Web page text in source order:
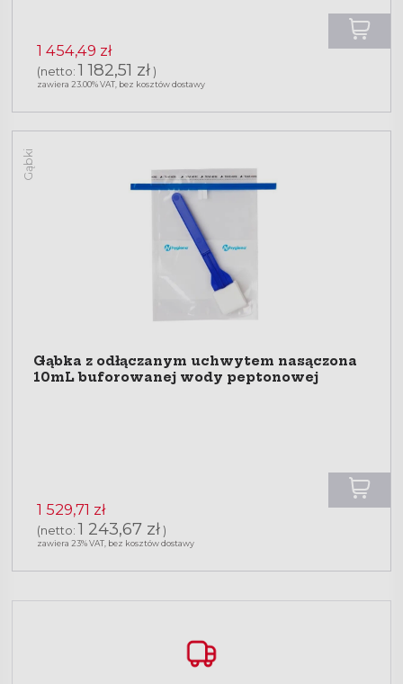
1 454,49 zł
(netto: 1 182,51 zł)
zawiera 23.00% VAT, bez kosztów dostawy
Gąbka z odłączanym uchwytem nasączona
10mL buforowanej wody peptonowej
Gąbki
1 529,71 zł
(netto: 1 243,67 zł)
zawiera 23% VAT, bez kosztów dostawy